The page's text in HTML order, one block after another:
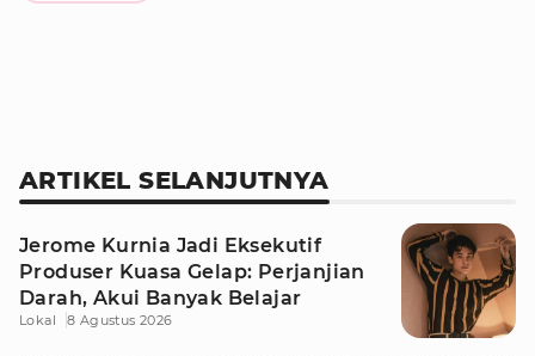
ARTIKEL SELANJUTNYA
Jerome Kurnia Jadi Eksekutif
Produser Kuasa Gelap: Perjanjian
Darah, Akui Banyak Belajar
Lokal 8 Agustus 2026